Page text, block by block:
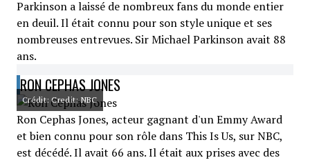
Parkinson a laissé de nombreux fans du monde entier
en deuil. Il était connu pour son style unique et ses
nombreuses entrevues. Sir Michael Parkinson avait 88
ans.
RON CEPHAS JONES
Crédit: Credit: NBC
Ron Cephas Jones, acteur gagnant d'un Emmy Award
et bien connu pour son rôle dans This Is Us, sur NBC,
est décédé. Il avait 66 ans. Il était aux prises avec des